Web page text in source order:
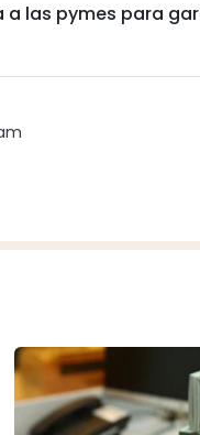
a las pymes para